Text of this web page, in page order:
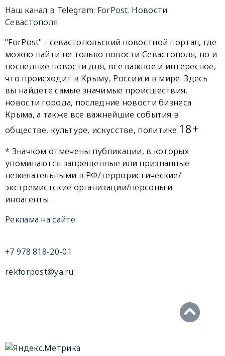
Наш канал в Telegram: ForPost. Новости
Севастополя
"ForPost" - севастопольский новостной портал, где
можно найти не только новости Севастополя, но и
последние новости дня, все важное и интересное,
что происходит в Крыму, России и в мире. Здесь
вы найдете самые значимые происшествия,
новости города, последние новости бизнеса
Крыма, а также все важнейшие события в
обществе, культуре, искусстве, политике.18+
* Значком отмечены публикации, в которых
упоминаются запрещенные или признанные
нежелательными в РФ/террористические/
экстремистские организации/персоны и
иноагенты.
Реклама на сайте:
+7 978 818-20-01
rekforpost@ya.ru